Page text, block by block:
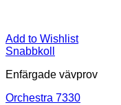
Add to Wishlist
Snabbkoll
Enfärgade vävprov
Orchestra 7330